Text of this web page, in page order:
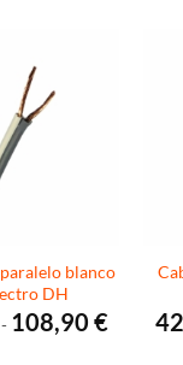
blanco
DH
- 108,90 €Rango
de